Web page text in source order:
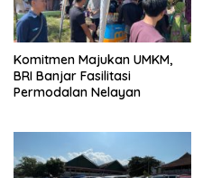
Komitmen Majukan UMKM,
BRI Banjar Fasilitasi
Permodalan Nelayan